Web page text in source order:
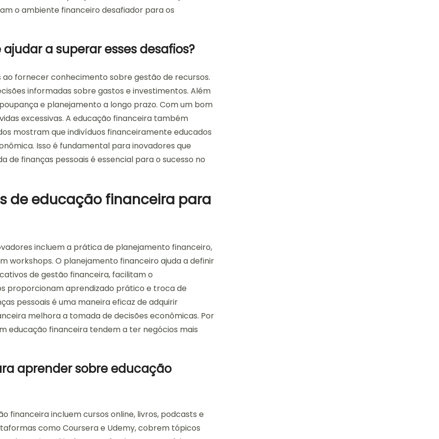
o ambiente financeiro desafiador para os
a superar esses desafios?
fornecer conhecimento sobre gestão de recursos.
informadas sobre gastos e investimentos. Além
e planejamento a longo prazo. Com um bom
excessivas. A educação financeira também
mostram que indivíduos financeiramente educados
Isso é fundamental para inovadores que
de finanças pessoais é essencial para o sucesso no
de educação financeira para
incluem a prática de planejamento financeiro,
workshops. O planejamento financeiro ajuda a definir
de gestão financeira, facilitam o
proporcionam aprendizado prático e troca de
pessoais é uma maneira eficaz de adquirir
melhora a tomada de decisões econômicas. Por
educação financeira tendem a ter negócios mais
aprender sobre educação
financeira incluem cursos online, livros, podcasts e
como Coursera e Udemy, cobrem tópicos